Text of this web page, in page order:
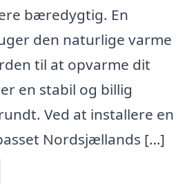
bæredygtig. En
den naturlige varme
til at opvarme dit
en stabil og billig
Ved at installere en
Nordsjællands […]